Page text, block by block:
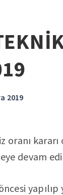
2019
oranı
devam
yapılıp